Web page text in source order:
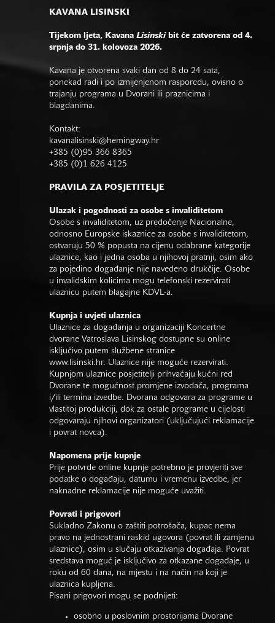
KAVANA LISINSKI
Tijekom ljeta, Kavana Lisinskibit će zatvorena od 4.
srpnja do 31. kolovoza 2026.
Kavana je otvorena svaki dan od 8 do 24 sata,
ponekad radi i po izmijenjenom rasporedu, ovisno o
trajanju programa u Dvorani ili praznicima i
blagdanima.
Kontakt:
kavanalisinski@hemingway.hr
+385 (0)95 366 8365
+385 (0)1 626 4125
PRAVILA ZA POSJETITELJE
Ulazak i pogodnosti za osobe s invaliditetom
Osobe s invaliditetom, uz predočenje Nacionalne,
odnosno Europske iskaznice za osobe s invaliditetom,
ostvaruju 50 % popusta na cijenu odabrane kategorije
ulaznice, kao i jedna osoba u njihovoj pratnji, osim ako
za pojedino događanje nije navedeno drukčije. Osobe
u invalidskim kolicima mogu telefonski rezervirati
ulaznicu putem blagajne KDVL-a.
Kupnja i uvjeti ulaznica
Ulaznice za događanja u organizaciji Koncertne
dvorane Vatroslava Lisinskog dostupne su online
isključivo putem službene stranice
www.lisinski.hr. Ulaznice nije moguće rezervirati.
Kupnjom ulaznice posjetitelji prihvaćaju kućni red
Dvorane te mogućnost promjene izvođača, programa
i/ili termina izvedbe. Dvorana odgovara za programe u
vlastitoj produkciji, dok za ostale programe u cijelosti
odgovaraju njihovi organizatori (uključujući reklamacije
i povrat novca).
Napomena prije kupnje
Prije potvrde online kupnje potrebno je provjeriti sve
podatke o događaju, datumu i vremenu izvedbe, jer
naknadne reklamacije nije moguće uvažiti.
Povrati i prigovori
Sukladno Zakonu o zaštiti potrošača, kupac nema
pravo na jednostrani raskid ugovora (povrat ili zamjenu
ulaznice), osim u slučaju otkazivanja događaja. Povrat
sredstava moguć je isključivo za otkazane događaje, u
roku od 60 dana, na mjestu i na način na koji je
ulaznica kupljena.
Pisani prigovori mogu se podnijeti:
osobno u poslovnim prostorijama Dvorane